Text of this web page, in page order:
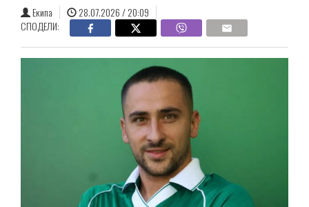
Екипа
28.07.2026 / 20:09
СПОДЕЛИ: